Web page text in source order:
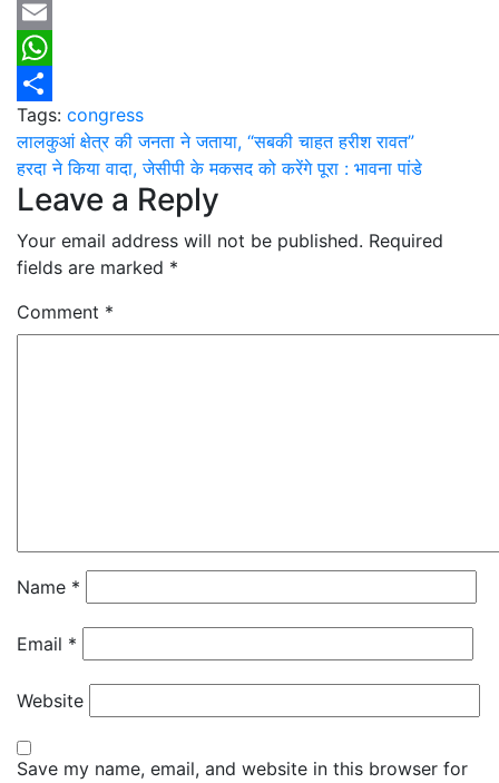
Twitter
Email
WhatsApp
Share
Tags: congress
Post
navigation
लालकुआं क्षेत्र की जनता ने जताया, “सबकी चाहत हरीश रावत”
हरदा ने किया वादा, जेसीपी के मकसद को करेंगे पूरा : भावना पांडे
Leave a Reply
Your email address will not be published. Required
fields are marked *
Comment *
Name *
Email *
Website
Save my name, email, and website in this browser for